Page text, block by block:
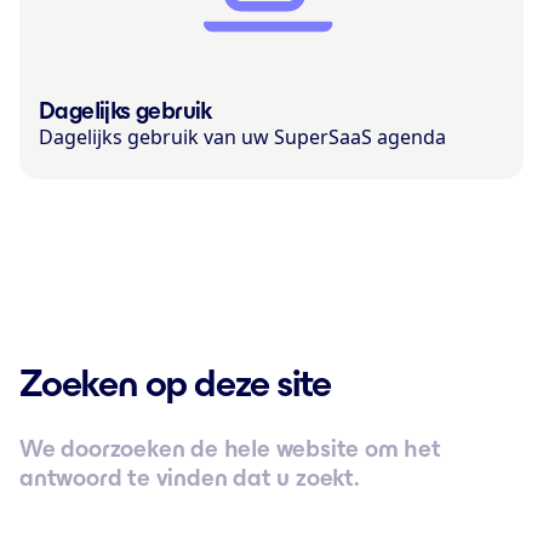
Dagelijks gebruik
Dagelijks gebruik van uw SuperSaaS agenda
Zoeken op deze site
We doorzoeken de hele website om het
antwoord te vinden dat u zoekt.